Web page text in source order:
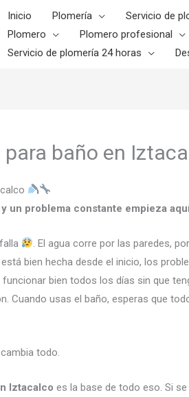
Inicio Plomería Servicio de
Plomero
Plomero profesional
Servicio de plomería 24 horas
baño en
un problema constante empieza
. El agua corre por las paredes,
bien hecha desde el inicio, los
funcionar bien todos los días sin que
Cuando usas el baño, esperas que
todo.
Iztacalco es la base de todo eso. Si